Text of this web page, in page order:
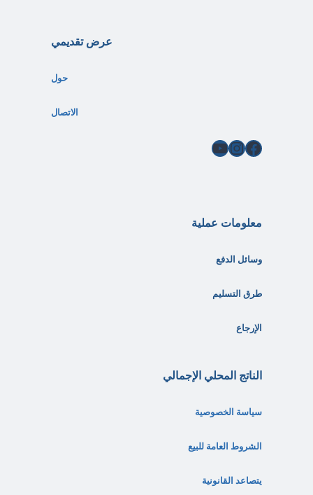
عرض تقديمي
حول
الاتصال
فيسبوك
إنستغرام
يوتيوب
معلومات عملية
وسائل الدفع
طرق التسليم
الإرجاع
الناتج المحلي الإجمالي
سياسة الخصوصية
الشروط العامة للبيع
يتصاعد القانونية